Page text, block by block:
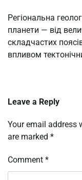
Регіональна
планети — від
складчастих
впливом
Leave a Reply
Your email address
are marked *
Comment *